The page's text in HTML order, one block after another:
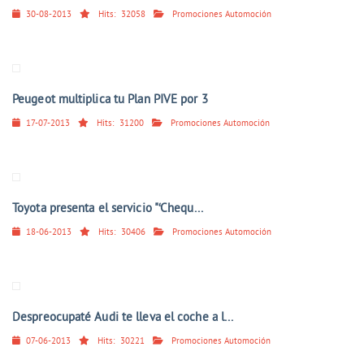
30-08-2013 Hits: 32058 Promociones Automoción
Peugeot multiplica tu Plan PIVE por 3
17-07-2013 Hits: 31200 Promociones Automoción
Toyota presenta el servicio "‘Chequ...
18-06-2013 Hits: 30406 Promociones Automoción
Despreocupaté Audi te lleva el coche a l...
07-06-2013 Hits: 30221 Promociones Automoción